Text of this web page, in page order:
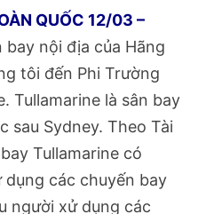
QUỐC 12/03 –
bay nội địa của Hãng
tôi đến Phi Trường
Tullamarine là sân bay
sau Sydney. Theo Tài
Tullamarine có
các chuyến bay
người xử dụng các